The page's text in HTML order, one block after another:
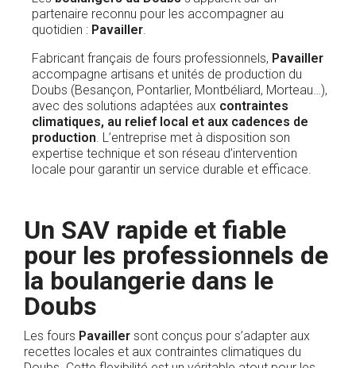
partenaire reconnu pour les accompagner au
quotidien : Pavailler.
Fabricant français de fours professionnels, Pavailler
accompagne artisans et unités de production du
Doubs (Besançon, Pontarlier, Montbéliard, Morteau…),
avec des solutions adaptées aux contraintes
climatiques, au relief local et aux cadences de
production. L’entreprise met à disposition son
expertise technique et son réseau d’intervention
locale pour garantir un service durable et efficace.
Un SAV rapide et fiable
pour les professionnels de
la boulangerie dans le
Doubs
Les fours Pavailler sont conçus pour s’adapter aux
recettes locales et aux contraintes climatiques du